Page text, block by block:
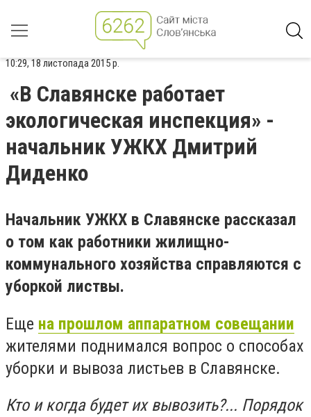
10:29, 18 листопада 2015 р.
«В Славянске работает
экологическая инспекция» -
начальник УЖКХ Дмитрий
Диденко
Начальник УЖКХ в Славянске рассказал
о том как работники жилищно-
коммунального хозяйства справляются с
уборкой листвы.
Еще на прошлом аппаратном совещании
жителями поднимался вопрос о способах
уборки и вывоза листьев в Славянске.
Кто и когда будет их вывозить?... Порядок